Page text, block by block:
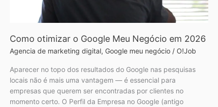
Como otimizar o Google Meu Negócio em 2026
Agencia de marketing digital, Google meu negócio / O!Job
Aparecer no topo dos resultados do Google nas pesquisas
locais não é mais uma vantagem — é essencial para
empresas que querem ser encontradas por clientes no
momento certo. O Perfil da Empresa no Google (antigo